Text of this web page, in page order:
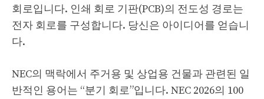
회로입니다. 인쇄 회로 기판(PCB)의 전도성 경로는
전자 회로를 구성합니다. 당신은 아이디어를 얻습니
다.
NEC의 맥락에서 주거용 및 상업용 건물과 관련된 일
반적인 용어는 “분기 회로”입니다. NEC 2026의 100